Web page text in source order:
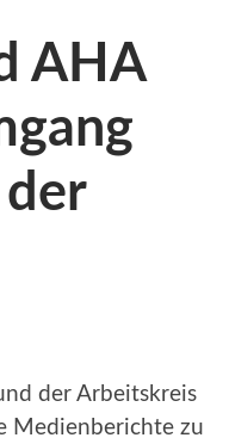
AHA
der Arbeitskreis
Medienberichte zu